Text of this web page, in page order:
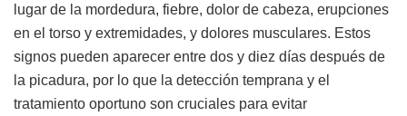
lugar de la mordedura, fiebre, dolor de cabeza, erupciones
en el torso y extremidades, y dolores musculares. Estos
signos pueden aparecer entre dos y diez días después de
la picadura, por lo que la detección temprana y el
tratamiento oportuno son cruciales para evitar